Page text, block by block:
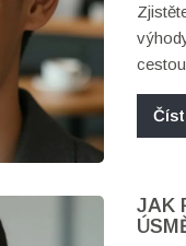
JAK